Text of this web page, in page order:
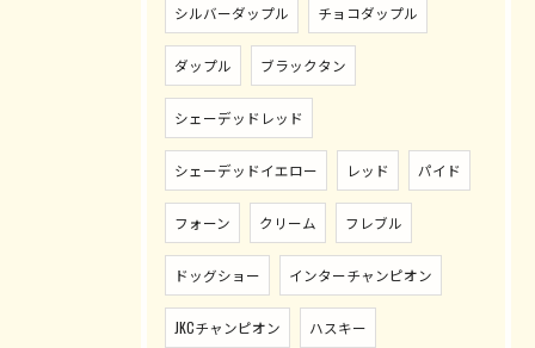
シルバーダップル チョコダップル
ダップル ブラックタン
シェーデッドレッド
シェーデッドイエロー レッド パイド
フォーン クリーム フレブル
ドッグショー インターチャンピオン
JKCチャンピオン ハスキー